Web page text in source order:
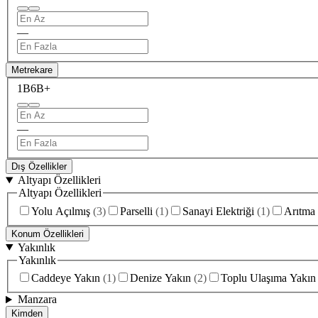
—
Metrekare
1B6B+
—
Dış Özellikler
Altyapı Özellikleri
Altyapı Özellikleri
Yolu Açılmış (3) Parselli (1) Sanayi Elektriği (1) Arıtma
Konum Özellikleri
Yakınlık
Yakınlık
Caddeye Yakın (1) Denize Yakın (2) Toplu Ulaşıma Yakın
Manzara
Kimden